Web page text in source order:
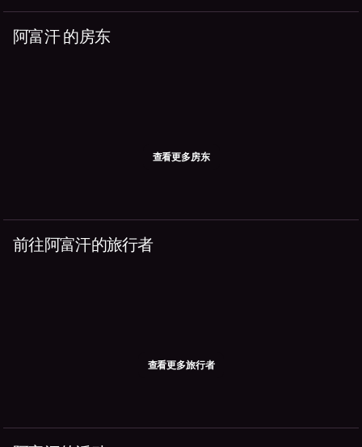
阿富汗 的房东
查看更多房东
前往阿富汗的旅行者
查看更多旅行者